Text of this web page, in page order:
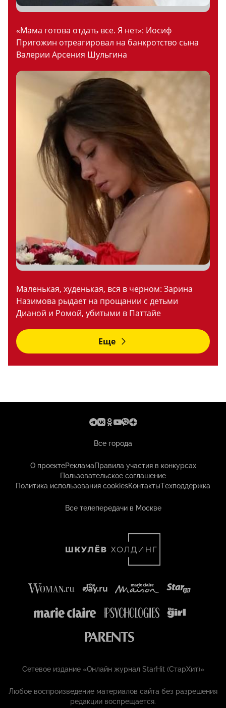
«Мама готова отдать все. Я нет»: Иосиф
Пригожин отреагировал на банкротство сына
Валерии Арсения Шульгина
Маленькая, худенькая, вся в черном: Зарина
Назимова рыдает на прощании с детьми
Дианой и Ромой, убитыми в Паттайе
Еще
Все города
О проектеРекламаПравила участия в конкурсах
Пользовательское соглашение
Политика использования cookiesКонтактыТехподдержка
Все телепередачи в Москве
Сетевое издание «Онлайн журнал StarHit (СтарХит)»
Любое воспроизведение материалов сайта без разрешения
редакции воспрещается.